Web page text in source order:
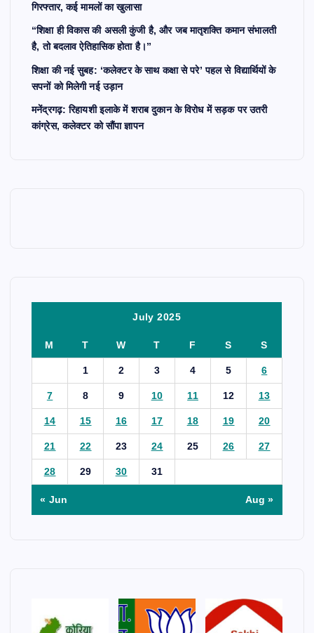
गिरफ्तार, कई मामलों का खुलासा
“शिक्षा ही विकास की असली कुंजी है, और जब मातृशक्ति कमान संभालती
है, तो बदलाव ऐतिहासिक होता है।”
शिक्षा की नई सुबह: ‘कलेक्टर के साथ कक्षा से परे’ पहल से विद्यार्थियों के
सपनों को मिलेगी नई उड़ान
मनेंद्रगढ़: रिहायशी इलाके में शराब दुकान के विरोध में सड़क पर उतरी
कांग्रेस, कलेक्टर को सौंपा ज्ञापन
July 2025
M T W T F S S
1 2 3 4 5 6
7 8 9 10 11 12 13
14 15 16 17 18 19 20
21 22 23 24 25 26 27
28 29 30 31
« Jun Aug »